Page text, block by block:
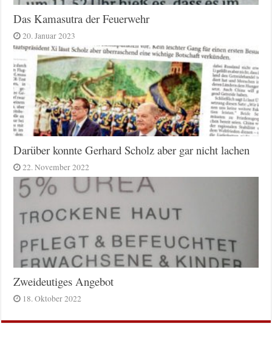
Das Kamasutra der Feuerwehr
20. Januar 2023
Darüber konnte Gerhard Scholz aber gar nicht lachen
22. November 2022
Zweideutiges Angebot
18. Oktober 2022